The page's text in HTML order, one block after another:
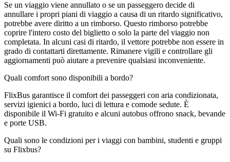
Se un viaggio viene annullato o se un passeggero decide di
annullare i propri piani di viaggio a causa di un ritardo significativo,
potrebbe avere diritto a un rimborso. Questo rimborso potrebbe
coprire l'intero costo del biglietto o solo la parte del viaggio non
completata. In alcuni casi di ritardo, il vettore potrebbe non essere in
grado di contattarti direttamente. Rimanere vigili e controllare gli
aggiornamenti può aiutare a prevenire qualsiasi inconveniente.
Quali comfort sono disponibili a bordo?
FlixBus garantisce il comfort dei passeggeri con aria condizionata,
servizi igienici a bordo, luci di lettura e comode sedute. È
disponibile il Wi-Fi gratuito e alcuni autobus offrono snack, bevande
e porte USB.
Quali sono le condizioni per i viaggi con bambini, studenti e gruppi
su Flixbus?